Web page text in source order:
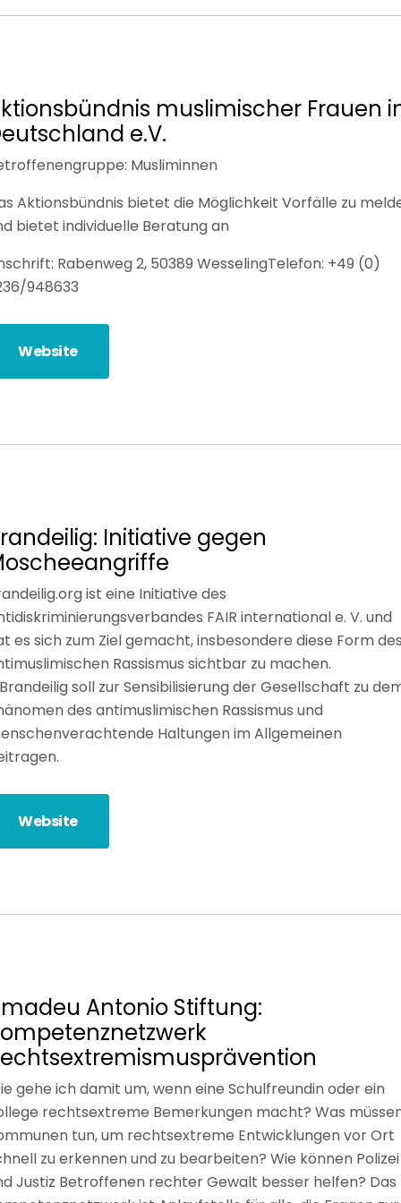
muslimischer Frauen
e.V.
Musliminnen
Aktionsbündnis bietet die Möglichkeit Vorfälle zu
bietet individuelle Beratung an
Rabenweg 2, 50389 WesselingTelefon: +49 (0)
948633
Website
Initiative gegen
ist eine Initiative des
FAIR international e. V. und
es sich zum Ziel gemacht, insbesondere diese Form
Rassismus sichtbar zu machen.
soll zur Sensibilisierung der Gesellschaft zu
des antimuslimischen Rassismus und
Haltungen im Allgemeinen
Website
Antonio Stiftung:
gehe ich damit um, wenn eine Schulfreundin oder ein
rechtsextreme Bemerkungen macht? Was
tun, um rechtsextreme Entwicklungen vor Ort
zu erkennen und zu bearbeiten? Wie können Polizei
Justiz Betroffenen rechter Gewalt besser helfen? Das